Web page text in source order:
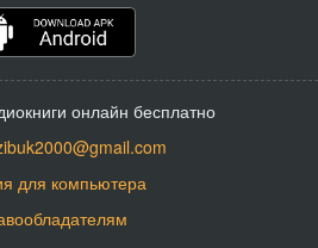
онлайн бесплатно
для компьютера